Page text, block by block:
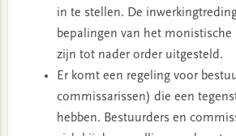
in te stellen. De
bepalingen van het monistische
zijn tot nader order uitgesteld.
Er komt een regeling voor
commissarissen) die een
hebben. Bestuurders en